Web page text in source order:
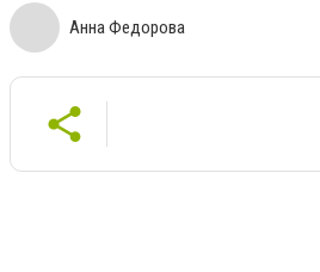
Анна Федорова